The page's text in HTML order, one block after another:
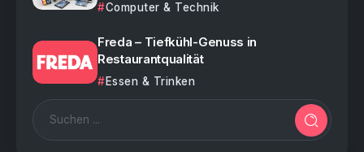
Computer & Technik
Freda – Tiefkühl-Genuss in
Restaurantqualität
Essen & Trinken